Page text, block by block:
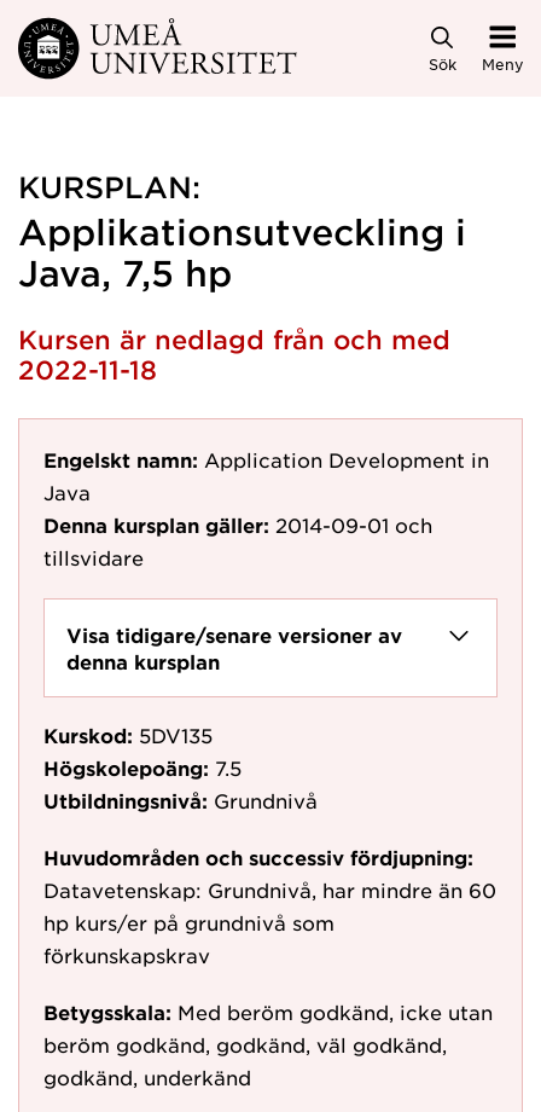
Hoppa direkt till innehållet
Sök Meny
KURSPLAN:
Applikationsutveckling i
Java, 7,5 hp
Kursen är nedlagd från och med
2022-11-18
Engelskt namn: Application Development in
Java
Denna kursplan gäller: 2014-09-01 och
tillsvidare
Visa tidigare/senare versioner av
denna kursplan
Kurskod: 5DV135
Högskolepoäng: 7.5
Utbildningsnivå: Grundnivå
Huvudområden och successiv fördjupning:
Datavetenskap: Grundnivå, har mindre än 60
hp kurs/er på grundnivå som
förkunskapskrav
Betygsskala: Med beröm godkänd, icke utan
beröm godkänd, godkänd, väl godkänd,
godkänd, underkänd